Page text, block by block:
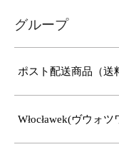
グループ
ポスト配送商品（送
Włocławek(ヴウォ